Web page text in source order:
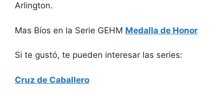
Arlington.
Mas Bíos en la Serie GEHM Medalla de Honor
Si te gustó, te pueden interesar las series:
Cruz de Caballero